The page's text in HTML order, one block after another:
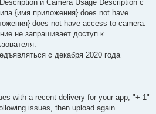
и Camera Usage Description с
{имя приложения} does not have
does not have access to camera.
не запрашивает доступ к
с декабря 2020 года
with a recent delivery for your app, "+-1"
issues, then upload again.